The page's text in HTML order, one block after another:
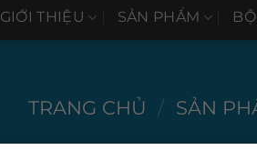
GIỚI THIỆU SẢN PHẨM
TRANG CHỦ / SẢN